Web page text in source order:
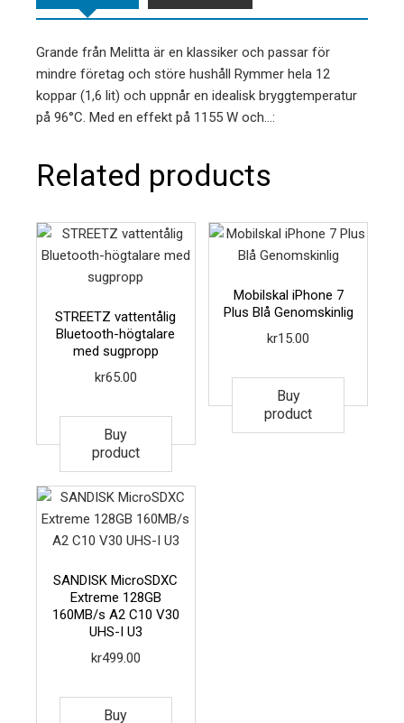
Grande från Melitta är en klassiker och passar för
mindre företag och störe hushåll Rymmer hela 12
koppar (1,6 lit) och uppnår en idealisk bryggtemperatur
på 96°C. Med en effekt på 1155 W och…:
Related products
STREETZ vattentålig
Bluetooth-högtalare
med sugpropp
kr65.00
Buy
product
Mobilskal iPhone 7
Plus Blå Genomskinlig
kr15.00
Buy
product
SANDISK MicroSDXC
Extreme 128GB
160MB/s A2 C10 V30
UHS-I U3
kr499.00
Buy